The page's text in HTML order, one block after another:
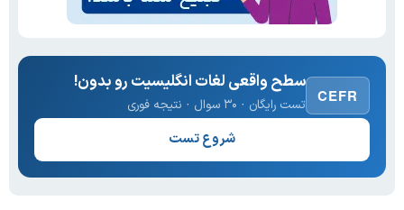
CEFR
سطح واقعی لغات انگلیسیت رو بدون!
تست رایگان · ۳۰ سوال · نتیجه فوری
شروع تست